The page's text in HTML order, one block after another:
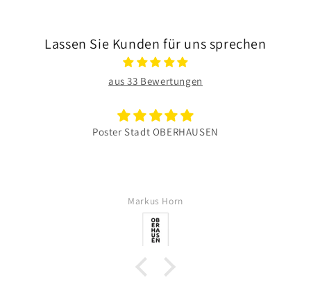
Lassen Sie Kunden für uns sprechen
aus 33 Bewertungen
Poster Stadt OBERHAUSEN
Markus Horn